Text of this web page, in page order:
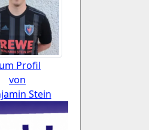
Profil
von
Stein